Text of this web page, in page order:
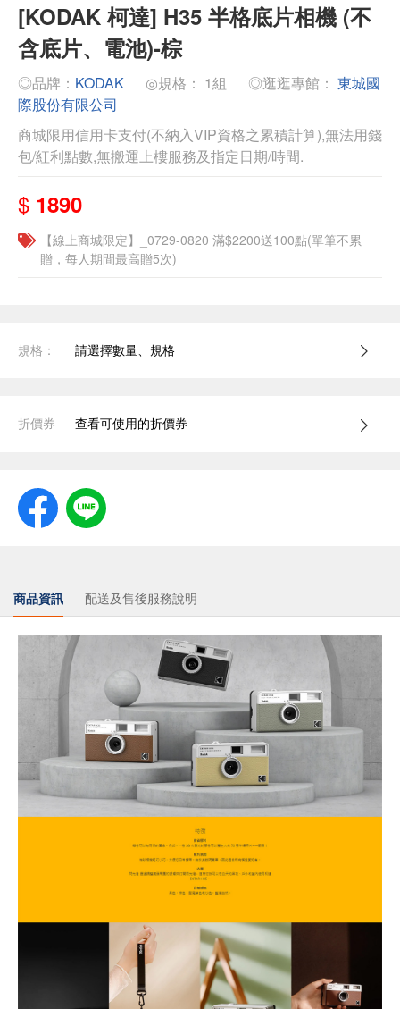
[KODAK 柯達] H35 半格底片相機 (不
含底片、電池)-棕
◎品牌： KODAK ◎規格： 1組 ◎逛逛專館： 東城國
際股份有限公司
商城限用信用卡支付(不納入VIP資格之累積計算),無法用錢
包/紅利點數,無搬運上樓服務及指定日期/時間.
$ 1890
【線上商城限定】_0729-0820 滿$2200送100點(單筆不累
贈，每人期間最高贈5次)
規格： 請選擇數量、規格
折價券 查看可使用的折價券
商品資訊 配送及售後服務說明